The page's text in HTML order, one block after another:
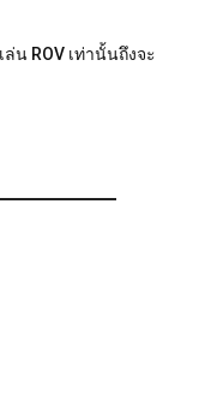
น ROV เท่านั้นถึงจะ